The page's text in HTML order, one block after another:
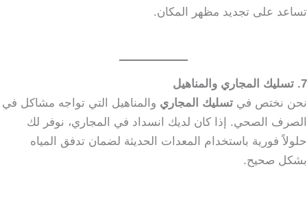
تساعد على تجديد مظهر المكان.
7. تسليك المجاري والمناهيل
نحن نختص في تسليك المجاري والمناهيل التي تواجه مشاكل في
الصرف الصحي. إذا كان لديك انسداد في المجاري، نوفر لك
حلولاً فورية باستخدام المعدات الحديثة لضمان تدفق المياه
بشكل صحيح.